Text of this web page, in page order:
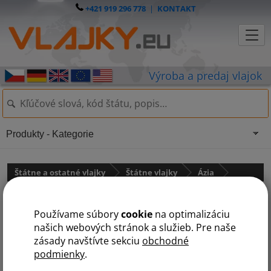
Používame súborycookie na optimalizáciu
našich webových stránok a služieb. Pre naše
zásady navštívte sekciu obchodné
podmienky.
+421 919 296 778| KONTAKT
Štátne a ostatné vlajky Štátne vlajky Ázia
Produkty - Kategorie